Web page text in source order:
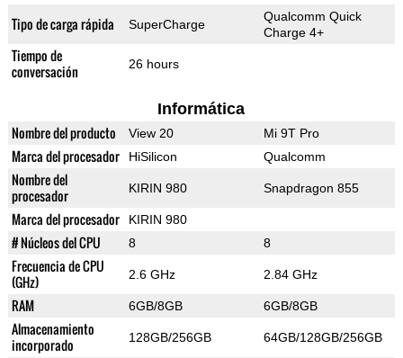
Tipo de carga rápida SuperCharge
Qualcomm Quick
Charge 4+
Tiempo de
conversación
26 hours
Informática
Nombre del producto View 20 Mi 9T Pro
Marca del procesador HiSilicon Qualcomm
Nombre del
procesador
KIRIN 980 Snapdragon 855
Marca del procesador KIRIN 980
# Núcleos del CPU 8 8
Frecuencia de CPU
(GHz)
2.6 GHz 2.84 GHz
RAM 6GB/8GB 6GB/8GB
Almacenamiento
incorporado
128GB/256GB 64GB/128GB/256GB